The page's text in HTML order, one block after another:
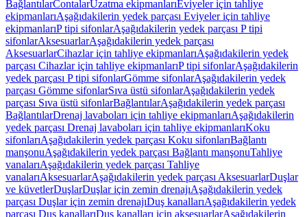
BağlantılarContalarUzatma ekipmanlarıEviyeler için tahliye
ekipmanlarıAşağıdakilerin yedek parçası Eviyeler için tahliye
ekipmanlarıP tipi sifonlarAşağıdakilerin yedek parçası P tipi
sifonlarAksesuarlarAşağıdakilerin yedek parçası
AksesuarlarCihazlar için tahliye ekipmanlarıAşağıdakilerin yedek
parçası Cihazlar için tahliye ekipmanlarıP tipi sifonlarAşağıdakilerin
yedek parçası P tipi sifonlarGömme sifonlarAşağıdakilerin yedek
parçası Gömme sifonlarSıva üstü sifonlarAşağıdakilerin yedek
parçası Sıva üstü sifonlarBağlantılarAşağıdakilerin yedek parçası
BağlantılarDrenaj lavaboları için tahliye ekipmanlarıAşağıdakilerin
yedek parçası Drenaj lavaboları için tahliye ekipmanlarıKoku
sifonlarıAşağıdakilerin yedek parçası Koku sifonlarıBağlantı
manşonuAşağıdakilerin yedek parçası Bağlantı manşonuTahliye
vanalarıAşağıdakilerin yedek parçası Tahliye
vanalarıAksesuarlarAşağıdakilerin yedek parçası AksesuarlarDuşlar
ve küvetlerDuşlarDuşlar için zemin drenajıAşağıdakilerin yedek
parçası Duşlar için zemin drenajıDuş kanallarıAşağıdakilerin yedek
parçası Duş kanallarıDuş kanalları için aksesuarlarAşağıdakilerin